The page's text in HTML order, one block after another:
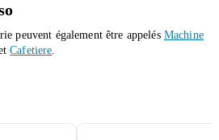
peuvent également être appelés Machine
Cafetiere.